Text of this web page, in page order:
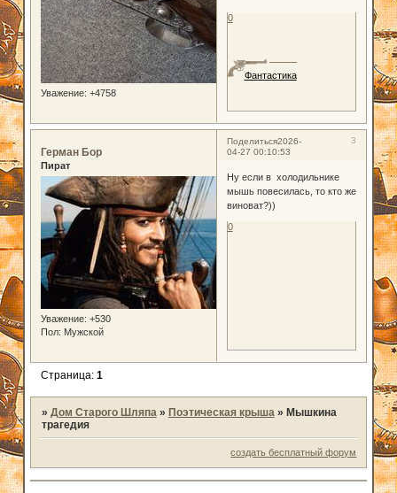
Уважение: +4758
Фантастика
0
Поделиться 3
2026-
04-27 00:10:53
Герман Бор
Пират
Уважение: +530
Пол: Мужской
Ну если в холодильнике
мышь повесилась, то кто же
виноват?))
0
Страница: 1
» Дом Старого Шляпа » Поэтическая крыша » Мышкина
трагедия
создать бесплатный форум